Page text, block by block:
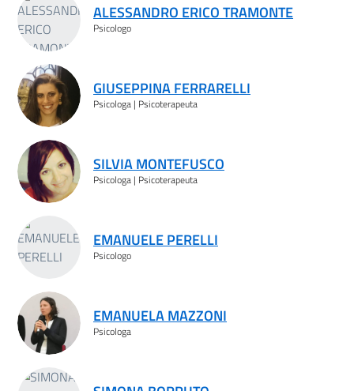
ALESSANDRO ERICO TRAMONTE
Psicologo
GIUSEPPINA FERRARELLI
Psicologa | Psicoterapeuta
SILVIA MONTEFUSCO
Psicologa | Psicoterapeuta
EMANUELE PERELLI
Psicologo
EMANUELA MAZZONI
Psicologa